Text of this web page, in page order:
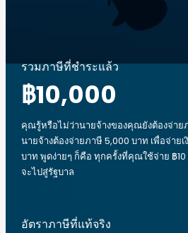
รวมภาษีที่ชำระแล้ว
฿10,000
คุณรู้หรือไม่ว่านายจ้างของคุณยังต้องจ่าย
นายจ้างต้องจ่ายภาษี 5,000 บาท เพื่อจ่าย
บาท พูดง่ายๆ ก็คือ ทุกครั้งที่คุณใช้จ่าย ฿10
จะไปสู่รัฐบาล
อัตราภาษีที่แท้จริง